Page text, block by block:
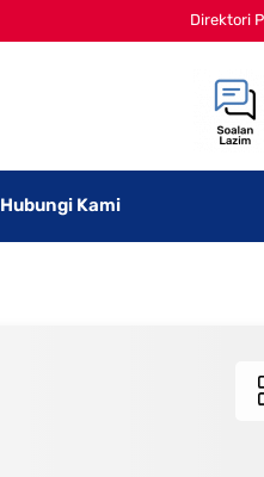
Direktori
Hubungi Kami